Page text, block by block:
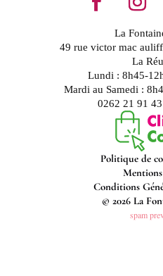
La
49 rue victor mac
La
Lundi : 8h45-
Mardi au Samedi :
0262 21 91
Politique de
Mentions
Conditions
© 2026 La
spam